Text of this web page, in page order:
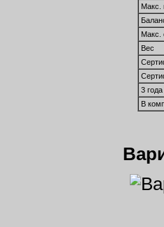
Макс.
Макс.
Вес
3
В